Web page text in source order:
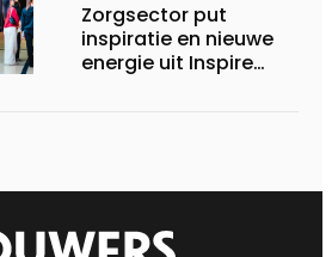
Zorgsector put
inspiratie en nieuwe
energie uit Inspire